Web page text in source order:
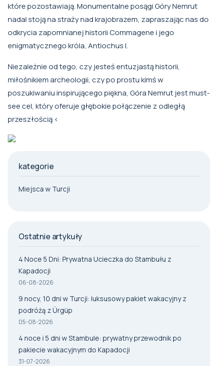
które pozostawiają. Monumentalne posągi Góry Nemrut
nadal stoją na straży nad krajobrazem, zapraszając nas do
odkrycia zapomnianej historii Commagene i jego
enigmatycznego króla, Antiochus I.
Niezależnie od tego, czy jesteś entuzjastą historii,
miłośnikiem archeologii, czy po prostu kimś w
poszukiwaniu inspirującego piękna, Góra Nemrut jest must-
see cel, który oferuje głębokie połączenie z odległą
przeszłością <
kategorie
Miejsca w Turcji
Ostatnie artykuły
4 Noce 5 Dni: Prywatna Ucieczka do Stambułu z
Kapadocji
06-08-2026
9 nocy, 10 dni w Turcji: luksusowy pakiet wakacyjny z
podróżą z Ürgüp
05-08-2026
4 noce i 5 dni w Stambule: prywatny przewodnik po
pakiecie wakacyjnym do Kapadocji
31-07-2026